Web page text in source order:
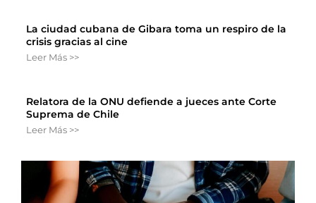
La ciudad cubana de Gibara toma un respiro de la
crisis gracias al cine
Leer Más >>
Relatora de la ONU defiende a jueces ante Corte
Suprema de Chile
Leer Más >>